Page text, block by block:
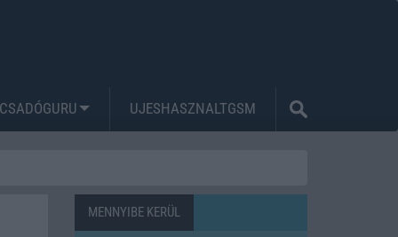
UJESHASZNALTGSM
MENNYIBE KERÜL